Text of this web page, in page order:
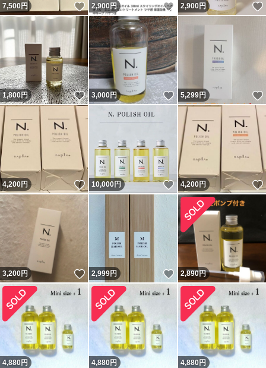
7,500円 いいね！
2,900円 いいね！
2,900円
1,800円 いいね！
3,000円 いいね！
5,299円
4,200円 いいね！
10,000円 いいね！
4,200円
3,200円 いいね！
2,999円 いいね！
2,890円
4,880円 4,880円 4,880円